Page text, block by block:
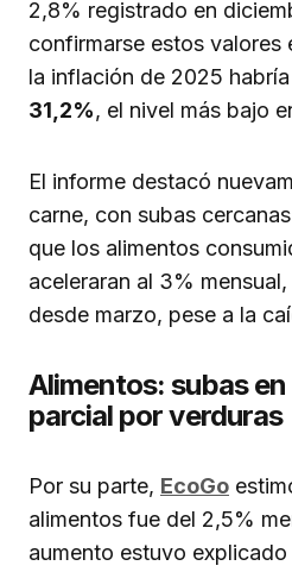
2,8% registrado en
confirmarse estos valores
la inflación de 2025
31,2%, el nivel más bajo
El informe destacó
carne, con subas
que los alimentos
aceleraran al 3%
desde marzo, pese a la
Alimentos: subas
parcial por verduras
Por su parte, EcoGo
alimentos fue del 2,5%
aumento estuvo